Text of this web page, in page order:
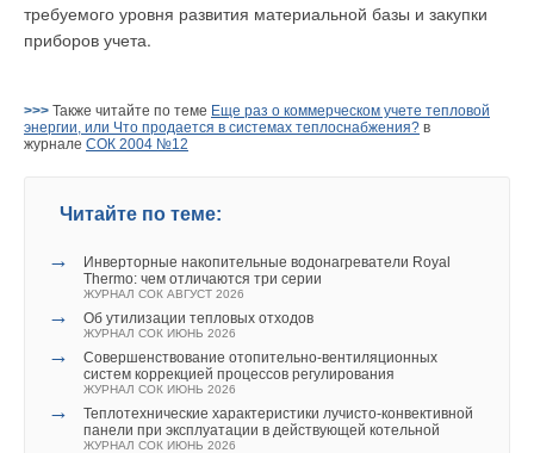
требуемого уровня развития материальной базы и закупки
приборов учета.
>>> Также читайте по теме Еще раз о коммерческом учете тепловой
энергии, или Что продается в системах теплоснабжения? в
журнале СОК 2004 №12
Читайте по теме:
→
Инверторные накопительные водонагреватели Royal
Thermo: чем отличаются три серии
ЖУРНАЛ СОК АВГУСТ 2026
→ Об утилизации тепловых отходов
ЖУРНАЛ СОК ИЮНЬ 2026
→
Совершенствование отопительно-вентиляционных
систем коррекцией процессов регулирования
ЖУРНАЛ СОК ИЮНЬ 2026
→
Теплотехнические характеристики лучисто-конвективной
панели при эксплуатации в действующей котельной
ЖУРНАЛ СОК ИЮНЬ 2026